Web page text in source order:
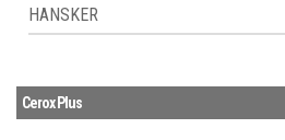
HANSKER
Cerox Plus